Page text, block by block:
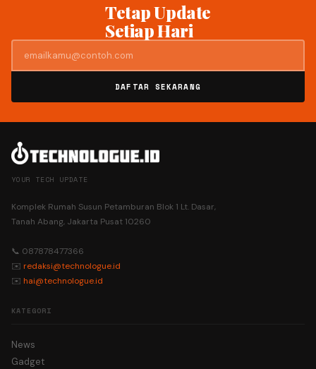
Tetap Update
Setiap Hari
DAFTAR SEKARANG
YOUR TECH UPDATE
Komplek Rumah Susun Petamburan Blok 1 Lt. Dasar,
Tanah Abang, Jakarta Pusat 10260
📞 087878477366
✉️ redaksi@technologue.id
✉️ hai@technologue.id
KATEGORI
News
Gadget